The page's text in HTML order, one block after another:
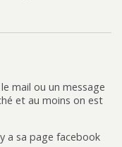
mail ou un message
et au moins on est
a sa page facebook